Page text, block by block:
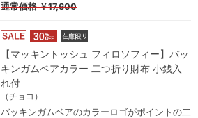
通常価格￥17,600
【マッキントッシュ フィロソフィー】バッ
キンガムベアカラー 二つ折り財布 小銭入
れ付
（チョコ）
バッキンガムベアのカラーロゴがポイントの二